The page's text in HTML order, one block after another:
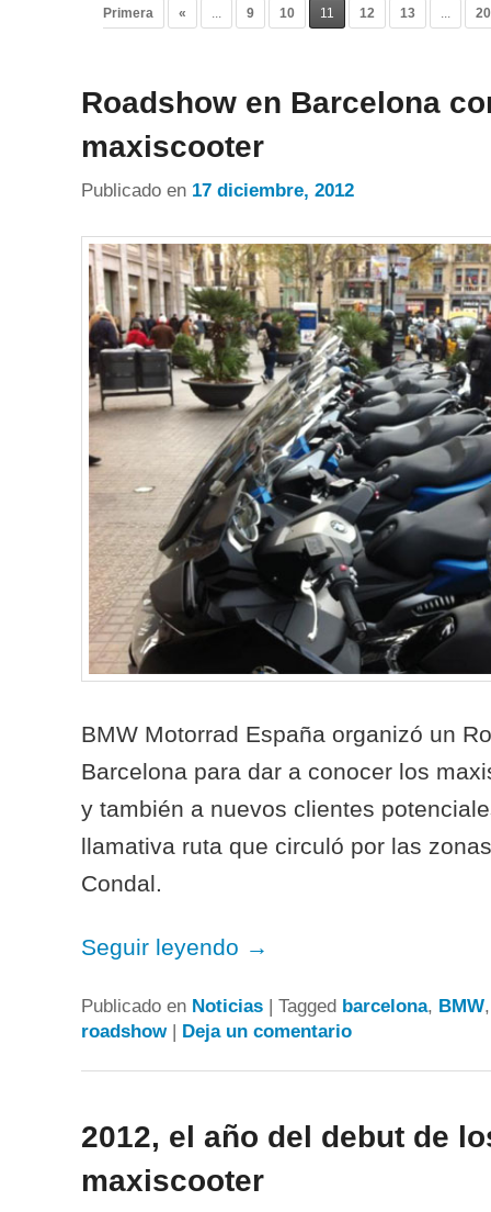
Primera
« 9 10 11 12 13 20
Roadshow en Barcelona
maxiscooter
Publicado en 17 diciembre, 2012
BMW Motorrad España organizó un
Barcelona para dar a conocer los
y también a nuevos clientes
llamativa ruta que circuló por las
Condal.
Seguir leyendo →
Publicado en Noticias |Tagged barcelona, BMW
roadshow | Deja un comentario
2012, el año del debut de
maxiscooter